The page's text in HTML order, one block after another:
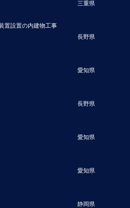
三重県
置設置の内建物工事
長野県
愛知県
長野県
愛知県
愛知県
静岡県